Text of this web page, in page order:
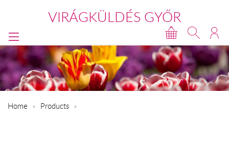
VIRÁGKÜLDÉS GYŐR
Home Products